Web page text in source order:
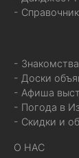
-
-
- Доски
- Афиша
- Погода в
- Скидки и
О НАС